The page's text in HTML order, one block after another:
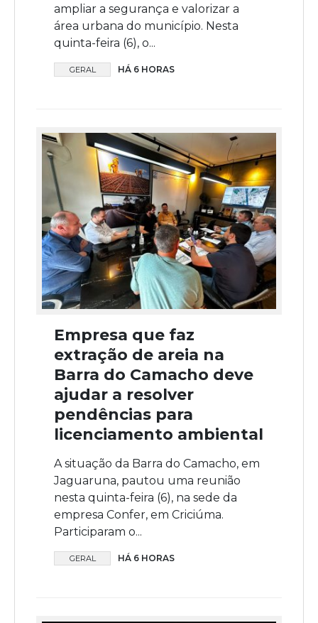
ampliar a segurança e valorizar a
área urbana do município. Nesta
quinta-feira (6), o...
GERAL HÁ 6 HORAS
Empresa que faz
extração de areia na
Barra do Camacho deve
ajudar a resolver
pendências para
licenciamento ambiental
A situação da Barra do Camacho, em
Jaguaruna, pautou uma reunião
nesta quinta-feira (6), na sede da
empresa Confer, em Criciúma.
Participaram o...
GERAL HÁ 6 HORAS